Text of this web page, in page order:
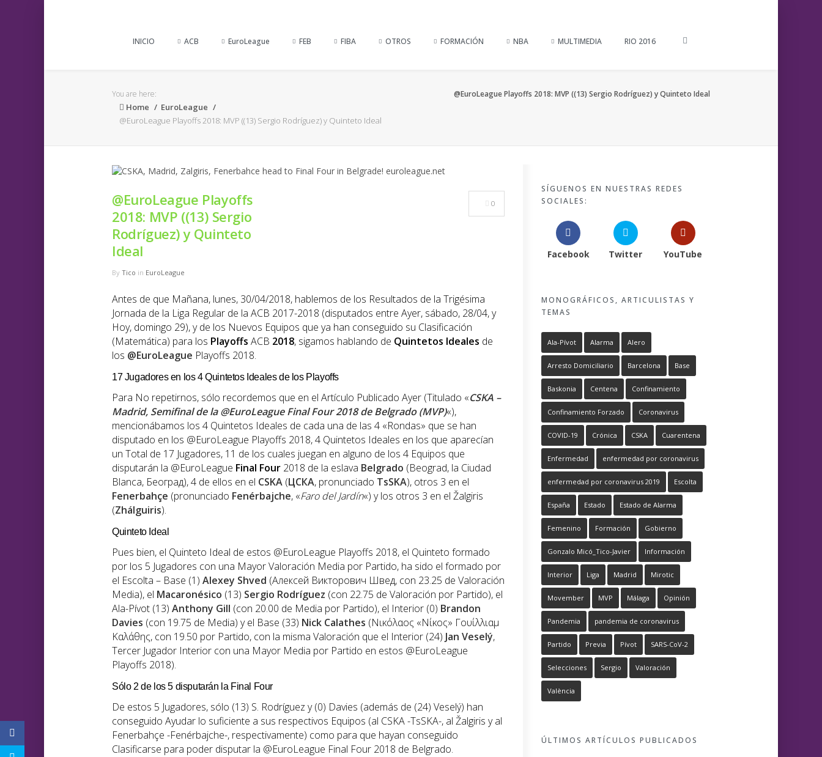
INICIO ACB EuroLeague FEB FIBA OTROS FORMACIÓN NBA MULTIMEDIA RIO 2016
You are here:
Home
EuroLeague
@EuroLeague Playoffs 2018: MVP ((13) Sergio Rodríguez) y Quinteto Ideal
@EuroLeague Playoffs 2018: MVP ((13) Sergio Rodríguez) y Quinteto Ideal
@EuroLeague Playoffs
2018: MVP ((13) Sergio
Rodríguez) y Quinteto
Ideal
By Tico in EuroLeague
0
Antes de que Mañana, lunes, 30/04/2018, hablemos de los Resultados de la Trigésima
Jornada de la Liga Regular de la ACB 2017-2018 (disputados entre Ayer, sábado, 28/04, y
Hoy, domingo 29), y de los Nuevos Equipos que ya han conseguido su Clasificación
(Matemática) para los Playoffs ACB 2018, sigamos hablando de Quintetos Ideales de
los @EuroLeague Playoffs 2018.
17 Jugadores en los 4 Quintetos Ideales de los Playoffs
Para No repetirnos, sólo recordemos que en el Artículo Publicado Ayer (Titulado «CSKA –
Madrid, Semifinal de la @EuroLeague Final Four 2018 de Belgrado (MVP)«),
mencionábamos los 4 Quintetos Ideales de cada una de las 4 «Rondas» que se han
disputado en los @EuroLeague Playoffs 2018, 4 Quintetos Ideales en los que aparecían
un Total de 17 Jugadores, 11 de los cuales juegan en alguno de los 4 Equipos que
disputarán la @EuroLeague Final Four 2018 de la eslava Belgrado (Beograd, la Ciudad
Blanca, Беoград), 4 de ellos en el CSKA (ЦСКА, pronunciado TsSKA), otros 3 en el
Fenerbahçe (pronunciado Fenérbajche, «Faro del Jardín«) y los otros 3 en el Žalgiris
(Zhálguiris).
Quinteto Ideal
Pues bien, el Quinteto Ideal de estos @EuroLeague Playoffs 2018, el Quinteto formado
por los 5 Jugadores con una Mayor Valoración Media por Partido, ha sido el formado por
el Escolta – Base (1) Alexey Shved (Алексей Викторович Швед, con 23.25 de Valoración
Media), el Macaronésico (13) Sergio Rodríguez (con 22.75 de Valoración por Partido), el
Ala-Pívot (13) Anthony Gill (con 20.00 de Media por Partido), el Interior (0) Brandon
Davies (con 19.75 de Media) y el Base (33) Nick Calathes (Νικόλαος «Νίκος» Γουίλλιαμ
Καλάθης, con 19.50 por Partido, con la misma Valoración que el Interior (24) Jan Veselý,
Tercer Jugador Interior con una Mayor Media por Partido en estos @EuroLeague
Playoffs 2018).
Sólo 2 de los 5 disputarán la Final Four
De estos 5 Jugadores, sólo (13) S. Rodríguez y (0) Davies (además de (24) Veselý) han
conseguido Ayudar lo suficiente a sus respectivos Equipos (al CSKA -TsSKA-, al Žalgiris y al
Fenerbahçe -Fenérbajche-, respectivamente) como para que hayan conseguido
Clasificarse para poder disputar la @EuroLeague Final Four 2018 de Belgrado.
SÍGUENOS EN NUESTRAS REDES
SOCIALES:
Facebook Twitter YouTube
MONOGRÁFICOS, ARTICULISTAS Y
TEMAS
Ala-Pívot Alarma Alero
Arresto Domiciliario Barcelona Base
Baskonia Centena Confinamiento
Confinamiento Forzado Coronavirus
COVID-19 Crónica CSKA Cuarentena
Enfermedad enfermedad por coronavirus
enfermedad por coronavirus 2019 Escolta
España Estado Estado de Alarma
Femenino Formación Gobierno
Gonzalo Micó_Tico-Javier Información
Interior Liga Madrid Mirotic
Movember MVP Málaga Opinión
Pandemia pandemia de coronavirus
Partido Previa Pívot SARS-CoV-2
Selecciones Sergio Valoración
València
ÚLTIMOS ARTÍCULOS PUBLICADOS